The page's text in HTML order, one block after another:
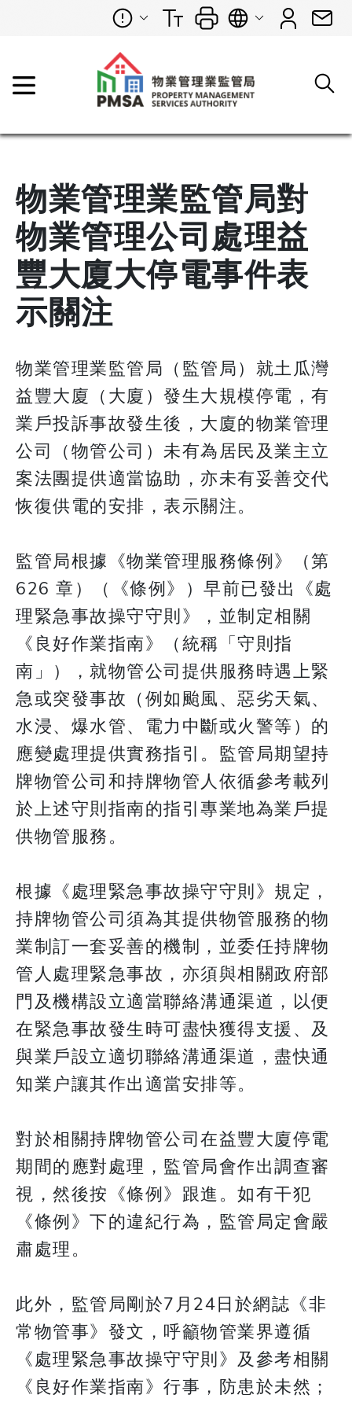
物業管理業監管局對
物業管理公司處理益
豐大廈大停電事件表
示關注
物業管理業監管局（監管局）就土瓜灣
益豐大廈（大廈）發生大規模停電，有
業戶投訴事故發生後，大廈的物業管理
公司（物管公司）未有為居民及業主立
案法團提供適當協助，亦未有妥善交代
恢復供電的安排，表示關注。
監管局根據《物業管理服務條例》（第
626 章）（《條例》）早前已發出《處
理緊急事故操守守則》，並制定相關
《良好作業指南》（統稱「守則指
南」），就物管公司提供服務時遇上緊
急或突發事故（例如颱風、惡劣天氣、
水浸、爆水管、電力中斷或火警等）的
應變處理提供實務指引。監管局期望持
牌物管公司和持牌物管人依循參考載列
於上述守則指南的指引專業地為業戶提
供物管服務。
根據《處理緊急事故操守守則》規定，
持牌物管公司須為其提供物管服務的物
業制訂一套妥善的機制，並委任持牌物
管人處理緊急事故，亦須與相關政府部
門及機構設立適當聯絡溝通渠道，以便
在緊急事故發生時可盡快獲得支援、及
與業戶設立適切聯絡溝通渠道，盡快通
知業户讓其作出適當安排等。
對於相關持牌物管公司在益豐大廈停電
期間的應對處理，監管局會作出調查審
視，然後按《條例》跟進。如有干犯
《條例》下的違紀行為，監管局定會嚴
肅處理。
此外，監管局剛於7月24日於網誌《非
常物管事》發文，呼籲物管業界遵循
《處理緊急事故操守守則》及參考相關
《良好作業指南》行事，防患於未然；